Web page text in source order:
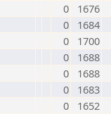
0
1676
0
1684
0
1700
0
1688
0
1688
0
1683
0
1652